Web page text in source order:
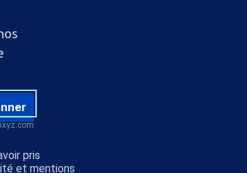
pris
et mentions